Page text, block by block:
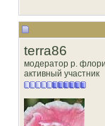
terra86
модератор р.
активный участник